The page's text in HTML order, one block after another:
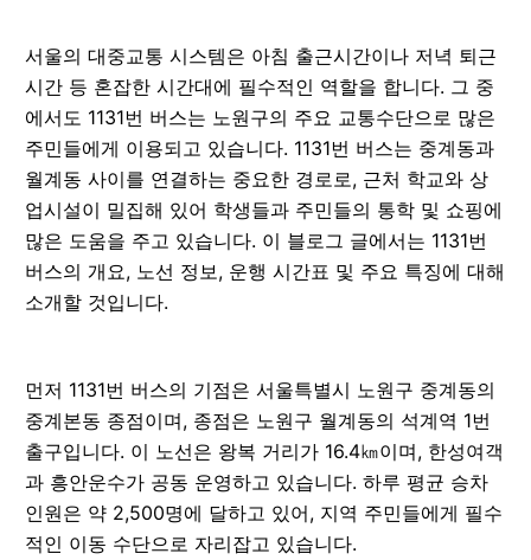
서울의 대중교통 시스템은 아침 출근시간이나 저녁 퇴근
시간 등 혼잡한 시간대에 필수적인 역할을 합니다. 그 중
에서도 1131번 버스는 노원구의 주요 교통수단으로 많은
주민들에게 이용되고 있습니다. 1131번 버스는 중계동과
월계동 사이를 연결하는 중요한 경로로, 근처 학교와 상
업시설이 밀집해 있어 학생들과 주민들의 통학 및 쇼핑에
많은 도움을 주고 있습니다. 이 블로그 글에서는 1131번
버스의 개요, 노선 정보, 운행 시간표 및 주요 특징에 대해
소개할 것입니다.
먼저 1131번 버스의 기점은 서울특별시 노원구 중계동의
중계본동 종점이며, 종점은 노원구 월계동의 석계역 1번
출구입니다. 이 노선은 왕복 거리가 16.4㎞이며, 한성여객
과 흥안운수가 공동 운영하고 있습니다. 하루 평균 승차
인원은 약 2,500명에 달하고 있어, 지역 주민들에게 필수
적인 이동 수단으로 자리잡고 있습니다.